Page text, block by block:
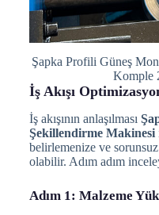
Şapka Profili Güneş
Komple
İş Akışı
İş akışının anlaşılması
Şekillendirme Makinesi
belirlemenize ve sorunsuz
olabilir. Adım adım
Adım 1: Malzeme